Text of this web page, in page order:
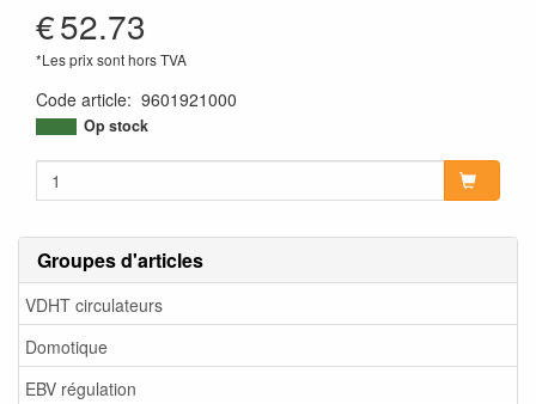
Groupes d'articles
VDHT circulateurs
Domotique
EBV régulation
€52.73
*Les prix sont hors TVA
Code article: 9601921000
Op stock